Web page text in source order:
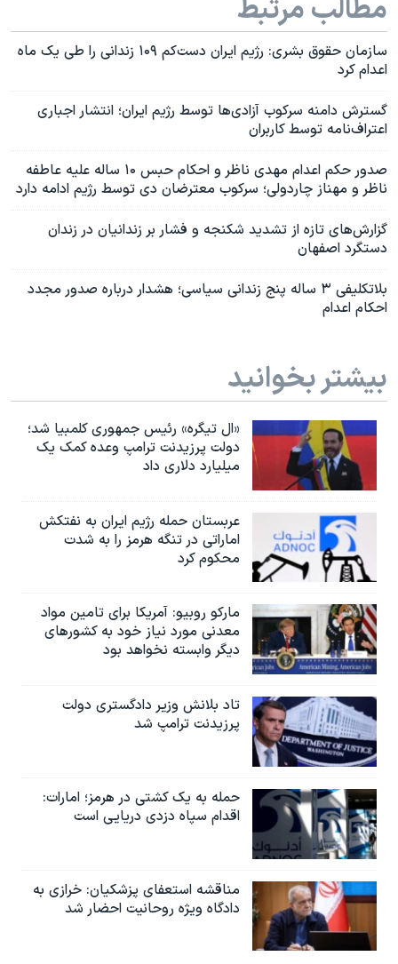
مطالب مرتبط
سازمان حقوق بشری: رژیم ایران دست‌کم ۱۰۹ زندانی را طی یک ماه
اعدام کرد
گسترش دامنه سرکوب آزادی‌ها توسط رژیم ایران؛ انتشار اجباری
اعتراف‌نامه توسط کاربران
صدور حکم اعدام مهدی ناظر و احکام حبس ۱۰ ساله علیه عاطفه
ناظر و مهناز چاردولی؛ سرکوب معترضان دی توسط رژیم ادامه دارد
گزارش‌های تازه از تشدید شکنجه و فشار بر زندانیان در زندان
دستگرد اصفهان
بلاتکلیفی ۳ ساله پنج زندانی سیاسی؛ هشدار درباره صدور مجدد
احکام اعدام
بیشتر بخوانید
«ال تیگره» رئیس جمهوری کلمبیا شد؛
دولت پرزیدنت ترامپ وعده کمک یک
میلیارد دلاری داد
عربستان حمله رژیم ایران به نفتکش
اماراتی در تنگه هرمز را به‌ شدت
محکوم کرد
مارکو روبیو: آمریکا برای تامین مواد
معدنی مورد نیاز خود به کشورهای
دیگر وابسته نخواهد بود
تاد بلانش وزیر دادگستری دولت
پرزیدنت ترامپ شد
حمله به یک کشتی در هرمز؛ امارات:
اقدام سپاه دزدی دریایی است
مناقشه استعفای پزشکیان: خرازی به
دادگاه ویژه روحانیت احضار شد